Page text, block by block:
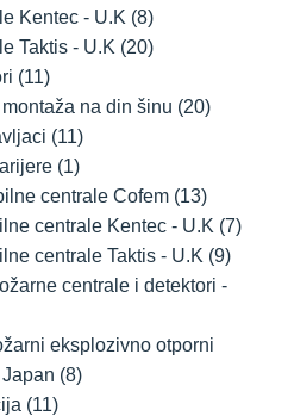
Kentec - U.K (8)
Taktis - U.K (20)
(11)
na din šinu (20)
(11)
(1)
centrale Cofem (13)
centrale Kentec - U.K (7)
centrale Taktis - U.K (9)
centrale i detektori -
eksplozivno otporni
(8)
(11)